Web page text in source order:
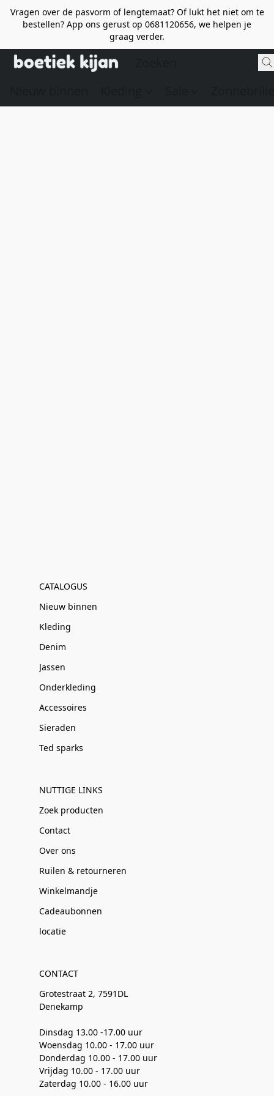
Vragen over de pasvorm of lengtemaat? Of lukt het niet om te
bestellen? App ons gerust op 0681120656, we helpen je
graag verder.
CATALOGUS
Nieuw binnen
Kleding
Denim
Jassen
Onderkleding
Accessoires
Sieraden
Ted sparks
NUTTIGE LINKS
Zoek producten
Contact
Over ons
Ruilen & retourneren
Winkelmandje
Cadeaubonnen
locatie
CONTACT
Grotestraat 2, 7591DL
Denekamp
Dinsdag 13.00 -17.00 uur
Woensdag 10.00 - 17.00 uur
Donderdag 10.00 - 17.00 uur
Vrijdag 10.00 - 17.00 uur
Zaterdag 10.00 - 16.00 uur